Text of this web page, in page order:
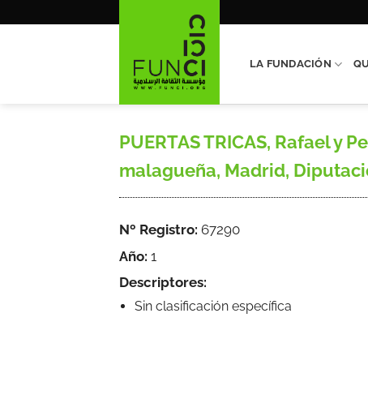
LA FUNDACIÓN
PUERTAS TRICAS, Rafael y
malagueña, Madrid,
Nº Registro: 67290
Año: 1
Descriptores:
Sin clasificación específica